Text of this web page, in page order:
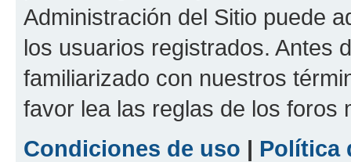
Administración del Sitio puede
los usuarios registrados. Antes
familiarizado con nuestros
favor lea las reglas de los foros
Condiciones de uso | Política